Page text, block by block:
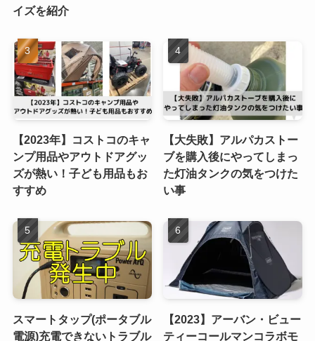
イズを紹介
【2023年】コストコのキャ
ンプ用品やアウトドアグッ
ズが熱い！子ども用品もお
すすめ
【大失敗】アルパカストー
ブを購入後にやってしまっ
た灯油タンクの気をつけた
い事
スマートタップ(ポータブル
電源)充電できないトラブル
【2023】アーバン・ビュー
ティーコールマンコラボモ